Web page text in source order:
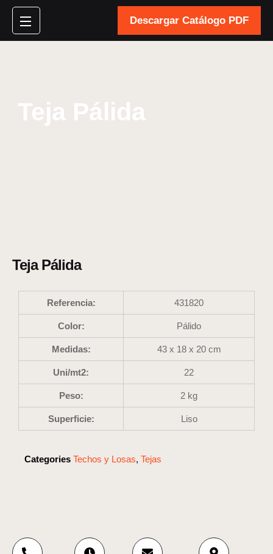
Descargar Catálogo PDF
Teja Pálida
Teja Pálida
Referencia: 431820
Color: Pálido
Medidas: 43 x 18 x 20 cm
Uni/mt2: 22
Peso: 2 kg
Superficie: Liso
Categories Techos y Losas, Tejas